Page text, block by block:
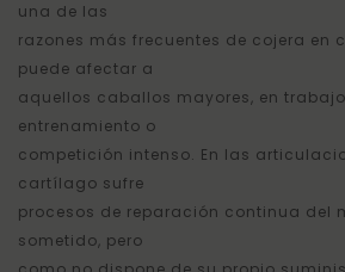
una de las
razones más frecuentes de cojera en
puede afectar a
aquellos caballos mayores, en
entrenamiento o
competición intenso. En las
cartílago sufre
procesos de reparación continua del
sometido, pero